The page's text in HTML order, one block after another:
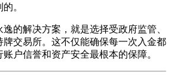
。
的解决方案，就是选择受政府监管、
牌交易所。这不仅能确保每一次入金都
户信誉和资产安全最根本的保障。